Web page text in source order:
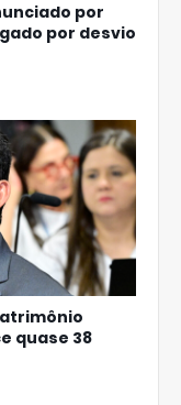
por
por desvio
quase 38